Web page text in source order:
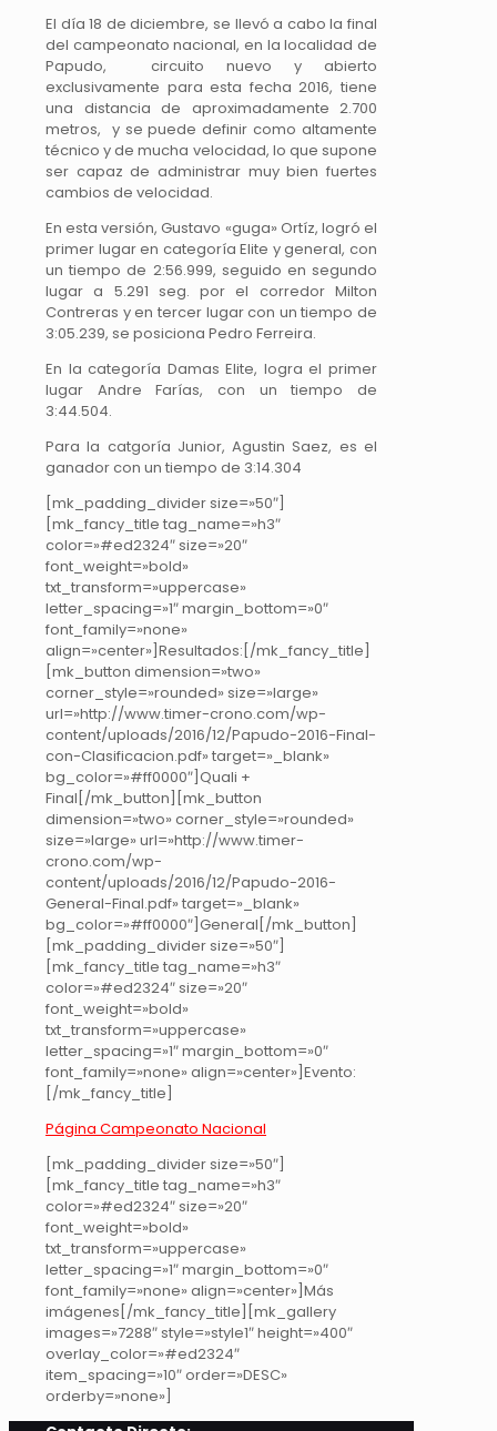
El día 18 de diciembre, se llevó a cabo la final
del campeonato nacional, en la localidad de
Papudo, circuito nuevo y abierto
exclusivamente para esta fecha 2016, tiene
una distancia de aproximadamente 2.700
metros, y se puede definir como altamente
técnico y de mucha velocidad, lo que supone
ser capaz de administrar muy bien fuertes
cambios de velocidad.
En esta versión, Gustavo «guga» Ortíz, logró el
primer lugar en categoría Elite y general, con
un tiempo de 2:56.999, seguido en segundo
lugar a 5.291 seg. por el corredor Milton
Contreras y en tercer lugar con un tiempo de
3:05.239, se posiciona Pedro Ferreira.
En la categoría Damas Elite, logra el primer
lugar Andre Farías, con un tiempo de
3:44.504.
Para la catgoría Junior, Agustin Saez, es el
ganador con un tiempo de 3:14.304
[mk_padding_divider size=»50″]
[mk_fancy_title tag_name=»h3″
color=»#ed2324″ size=»20″
font_weight=»bold»
txt_transform=»uppercase»
letter_spacing=»1″ margin_bottom=»0″
font_family=»none»
align=»center»]Resultados:[/mk_fancy_title]
[mk_button dimension=»two»
corner_style=»rounded» size=»large»
url=»http://www.timer-crono.com/wp-
content/uploads/2016/12/Papudo-2016-Final-
con-Clasificacion.pdf» target=»_blank»
bg_color=»#ff0000″]Quali +
Final[/mk_button][mk_button
dimension=»two» corner_style=»rounded»
size=»large» url=»http://www.timer-
crono.com/wp-
content/uploads/2016/12/Papudo-2016-
General-Final.pdf» target=»_blank»
bg_color=»#ff0000″]General[/mk_button]
[mk_padding_divider size=»50″]
[mk_fancy_title tag_name=»h3″
color=»#ed2324″ size=»20″
font_weight=»bold»
txt_transform=»uppercase»
letter_spacing=»1″ margin_bottom=»0″
font_family=»none» align=»center»]Evento:
[/mk_fancy_title]
Página Campeonato Nacional
[mk_padding_divider size=»50″]
[mk_fancy_title tag_name=»h3″
color=»#ed2324″ size=»20″
font_weight=»bold»
txt_transform=»uppercase»
letter_spacing=»1″ margin_bottom=»0″
font_family=»none» align=»center»]Más
imágenes[/mk_fancy_title][mk_gallery
images=»7288″ style=»style1″ height=»400″
overlay_color=»#ed2324″
item_spacing=»10″ order=»DESC»
orderby=»none»]